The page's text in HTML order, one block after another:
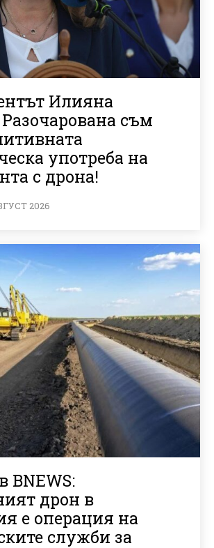
Илияна
съм
употреба на
с дрона!
2026
BNEWS:
дрон в
е операция на
служби за